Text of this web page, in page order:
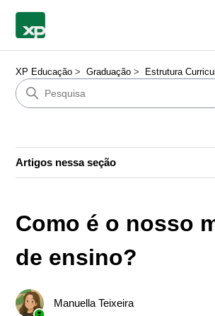
XP Educação Graduação Estrutura
Artigos nessa seção
Como é o nosso
de ensino?
Manuella Teixeira